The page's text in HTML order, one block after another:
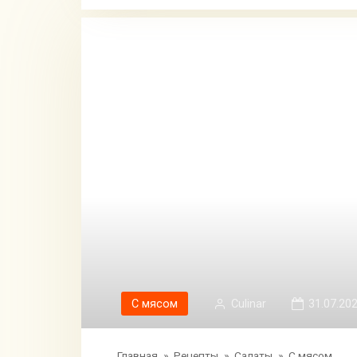
С мясом Сulinar